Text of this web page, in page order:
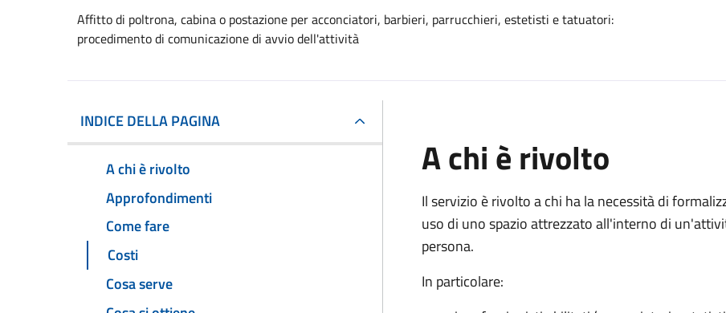
Affitto di poltrona, cabina o postazione per acconciatori, barbieri, parrucchieri, estetisti e tatuatori:
procedimento di comunicazione di avvio dell'attività
INDICE DELLA PAGINA
A chi è rivolto
Approfondimenti
Come fare
Costi
Cosa serve
A chi è rivolto
Il servizio è rivolto a chi ha la necessità di
uso di uno spazio attrezzato all'interno di
persona.
In particolare: